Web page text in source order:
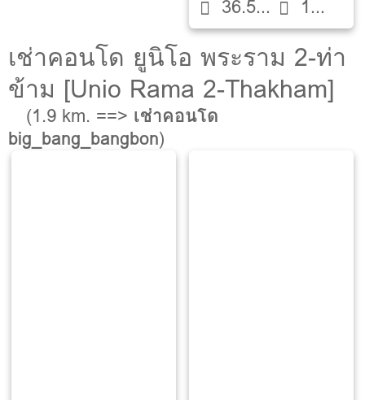
36.5
ตรม.
1
ห้องน้ำ
เช่าคอนโด ยูนิโอ พระราม 2-ท่า
ข้าม [Unio Rama 2-Thakham]
(1.9 km. ==> เช่าคอนโด
big_bang_bangbon)